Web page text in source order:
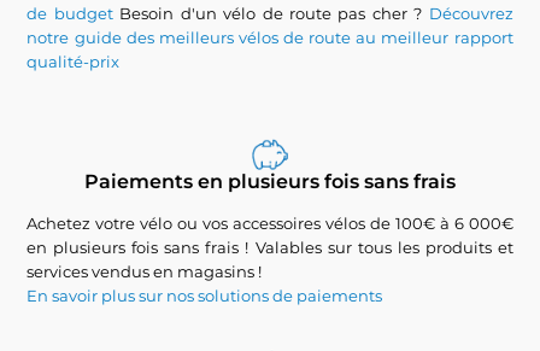
de budgetBesoin d'un vélo de route pas cher ? Découvrez
notre guide des meilleurs vélos de route au meilleur rapport
qualité-prix
Paiements en plusieurs fois sans frais
Achetez votre vélo ou vos accessoires vélos de 100€ à 6 000€
en plusieurs fois sans frais ! Valables sur tous les produits et
services vendus en magasins !
En savoir plus sur nos solutions de paiements